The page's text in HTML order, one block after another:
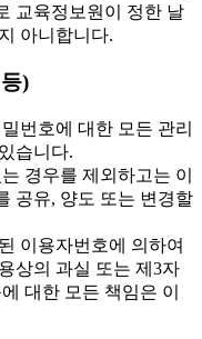
교육정보원이 정한 날
아니합니다.
)
번호에 대한 모든 관리
습니다.
경우를 제외하고는 이
공유, 양도 또는 변경할
이용자번호에 의하여
상의 과실 또는 제3자
대한 모든 책임은 이